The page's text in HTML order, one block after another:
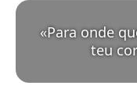
«Para onde
teu